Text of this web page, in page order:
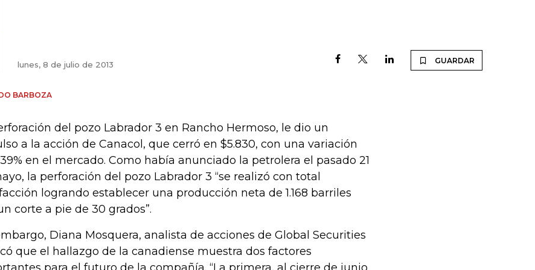
lunes, 8 de julio de 2013 GUARDAR
BARBOZA
del pozo Labrador 3 en Rancho Hermoso, le dio un
a la acción de Canacol, que cerró en $5.830, con una variación
en el mercado. Como había anunciado la petrolera el pasado 21
la perforación del pozo Labrador 3 “se realizó con total
logrando establecer una producción neta de 1.168 barriles
corte a pie de 30 grados”.
Diana Mosquera, analista de acciones de Global Securities
que el hallazgo de la canadiense muestra dos factores